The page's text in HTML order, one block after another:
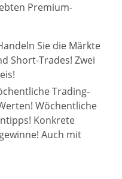
Premium-
Sie die Märkte
Short-Trades! Zwei
Trading-
Wöchentliche
Konkrete
Auch mit